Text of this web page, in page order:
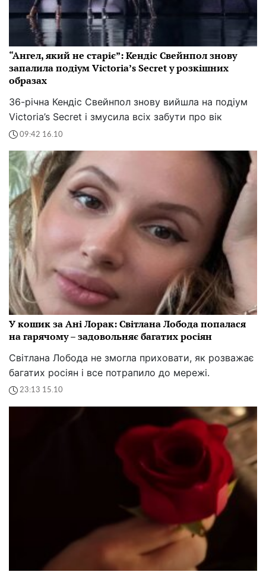
“Ангел, який не старіє”: Кендіс Свейнпол знову
запалила подіум Victoria’s Secret у розкішних
образах
36-річна Кендіс Свейнпол знову вийшла на подіум
Victoria’s Secret і змусила всіх забути про вік
09:42 16.10
У кошик за Ані Лорак: Світлана Лобода попалася
на гарячому – задовольняє багатих росіян
Світлана Лобода не змогла приховати, як розважає
багатих росіян і все потрапило до мережі.
23:13 15.10